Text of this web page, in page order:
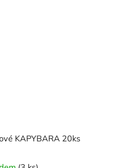
KAPYBARA 20ks